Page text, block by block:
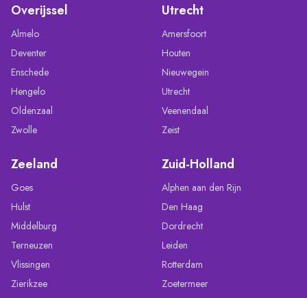
Overijssel
Almelo
Deventer
Enschede
Hengelo
Oldenzaal
Zwolle
Utrecht
Amersfoort
Houten
Nieuwegein
Utrecht
Veenendaal
Zeist
Zeeland
Goes
Hulst
Middelburg
Terneuzen
Vlissingen
Zierikzee
Zuid-Holland
Alphen aan den Rijn
Den Haag
Dordrecht
Leiden
Rotterdam
Zoetermeer